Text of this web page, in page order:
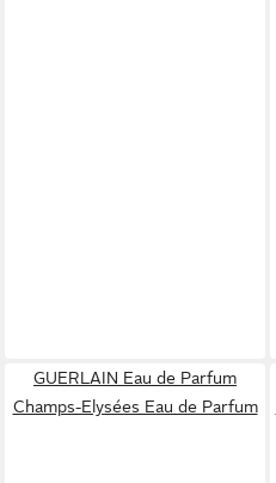
GUERLAIN Eau de Parfum
Champs-Elysées Eau de Parfum